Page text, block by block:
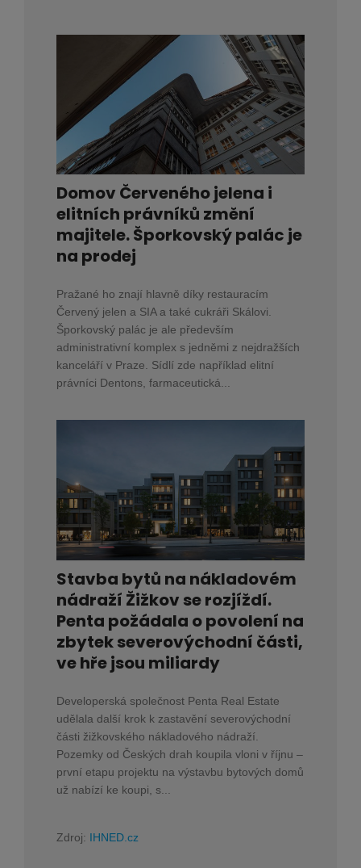
Domov Červeného jelena i
elitních právníků změní
majitele. Šporkovský palác je
na prodej
Pražané ho znají hlavně díky restauracím
Červený jelen a SIA a také cukráři Skálovi.
Šporkovský palác je ale především
administrativní komplex s jedněmi z nejdražších
kanceláří v Praze. Sídlí zde například elitní
právníci Dentons, farmaceutická...
Stavba bytů na nákladovém
nádraží Žižkov se rozjíždí.
Penta požádala o povolení na
zbytek severovýchodní části,
ve hře jsou miliardy
Developerská společnost Penta Real Estate
udělala další krok k zastavění severovýchodní
části žižkovského nákladového nádraží.
Pozemky od Českých drah koupila vloni v říjnu –
první etapu projektu na výstavbu bytových domů
už nabízí ke koupi, s...
Zdroj: IHNED.cz